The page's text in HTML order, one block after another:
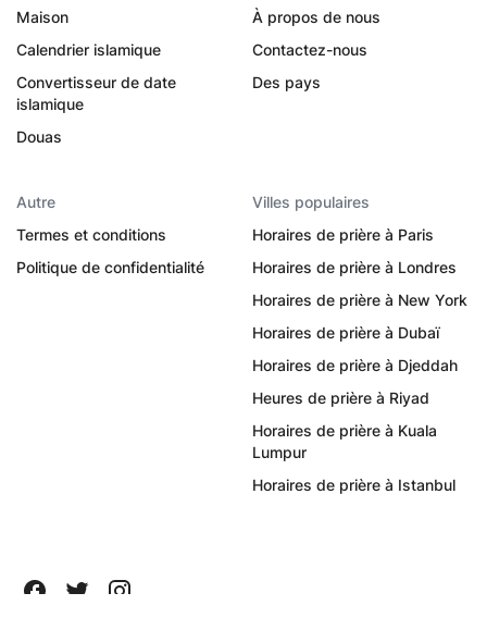
Maison
Calendrier islamique
Convertisseur de date
islamique
Douas
À propos de nous
Contactez-nous
Des pays
Autre
Termes et conditions
Politique de confidentialité
Villes populaires
Horaires de prière à Paris
Horaires de prière à Londres
Horaires de prière à New York
Horaires de prière à Dubaï
Horaires de prière à Djeddah
Heures de prière à Riyad
Horaires de prière à Kuala
Lumpur
Horaires de prière à Istanbul